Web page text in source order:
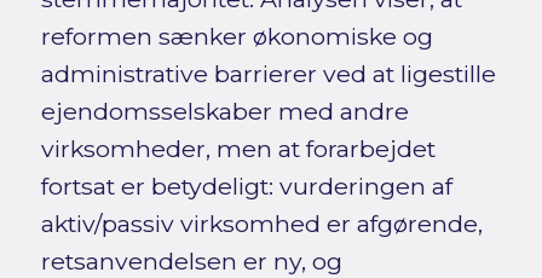
reformen sænker økonomiske og
administrative barrierer ved at ligestille
ejendomsselskaber med andre
virksomheder, men at forarbejdet
fortsat er betydeligt: vurderingen af
aktiv/passiv virksomhed er afgørende,
retsanvendelsen er ny, og